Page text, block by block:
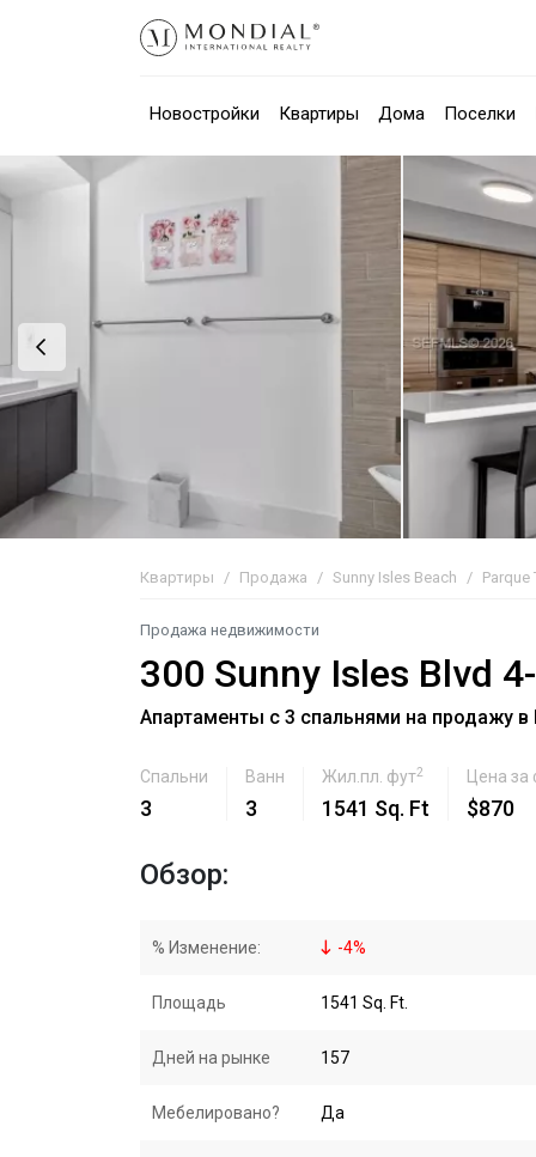
Новостройки Квартиры Дома Поселки
Квартиры Продажа Sunny Isles Beach Parque
Продажа недвижимости
300 Sunny Isles Blvd
Апартаменты с 3 спальнями на продажу в
Спальни
3
Ванн
3
Жил.пл. фут2
1541 Sq. Ft
Цена за
$870
Обзор:
% Изменение: -4%
Площадь 1541 Sq. Ft.
Дней на рынке 157
Мебелировано? Да